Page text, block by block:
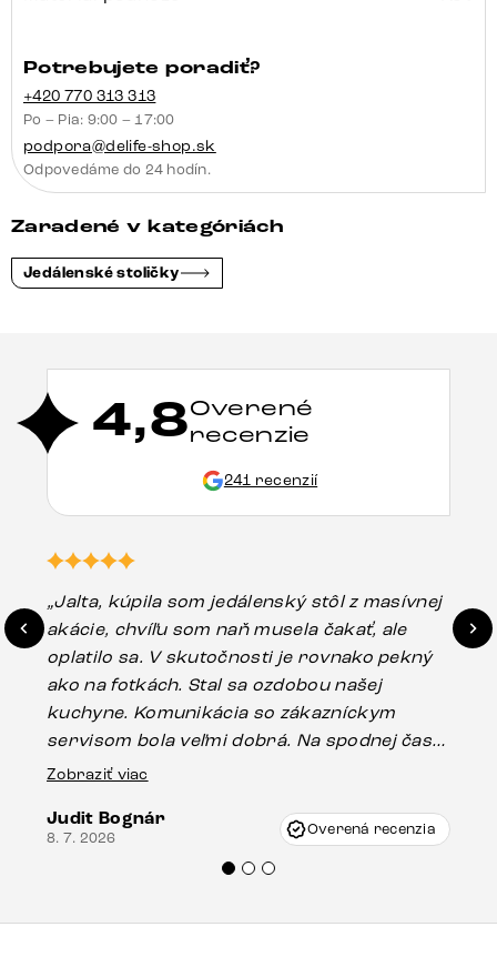
Potrebujete poradiť?
+420 770 313 313
Po – Pia: 9:00 – 17:00
podpora@delife-shop.sk
Odpovedáme do 24 hodín.
Zaradené v kategóriách
Jedálenské stoličky
4,8Overené
recenzie
241 recenzií
„Jalta, kúpila som jedálenský stôl z masívnej
akácie, chvíľu som naň musela čakať, ale
oplatilo sa. V skutočnosti je rovnako pekný
ako na fotkách. Stal sa ozdobou našej
kuchyne. Komunikácia so zákazníckym
servisom bola veľmi dobrá. Na spodnej časti
stola bolo malé poškodenie, pravdepodobne
Vincze pri riešení mojej záležitosti pristúpili
veľmi korektne. Odporúčam produkty Delife
Zobraziť viac
Judit Bognár
8. 7. 2026 Overená recenzia